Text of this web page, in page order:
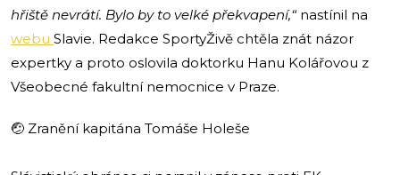
hřiště nevrátí. Bylo by to velké překvapení,“nastínil na
webu Slavie. Redakce SportyŽivě chtěla znát názor
expertky a proto oslovila doktorku Hanu Kolářovou z
Všeobecné fakultní nemocnice v Praze.
🤕 Zranění kapitána Tomáše Holeše